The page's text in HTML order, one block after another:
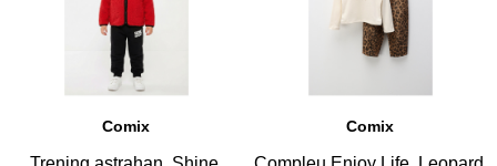
25
Comix
26
Comix